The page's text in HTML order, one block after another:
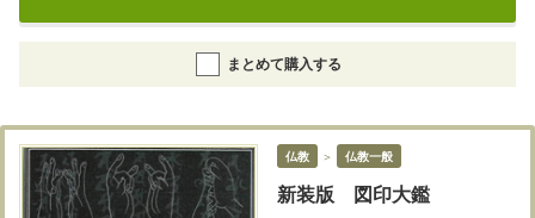
まとめて購入する
仏教 ＞ 仏教一般
新装版 図印大鑑